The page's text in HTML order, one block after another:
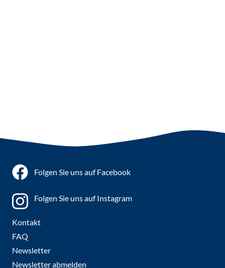
Folgen Sie uns auf Facebook
Folgen Sie uns auf Instagram
Kontakt
FAQ
Newsletter
Newsletter abmelden